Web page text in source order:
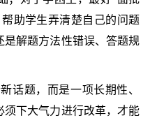
助学生弄清楚自己的问题
是解题方法性错误、答题规
话题，而是一项长期性、
须下大气力进行改革，才能